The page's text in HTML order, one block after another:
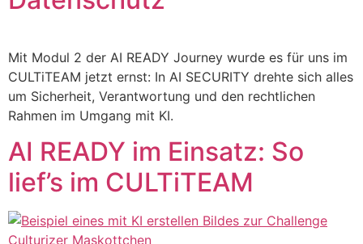
Mit Modul 2 der AI READY Journey wurde es für uns im
CULTiTEAM jetzt ernst: In AI SECURITY drehte sich alles
um Sicherheit, Verantwortung und den rechtlichen
Rahmen im Umgang mit KI.
AI READY im Einsatz: So
lief’s im CULTiTEAM